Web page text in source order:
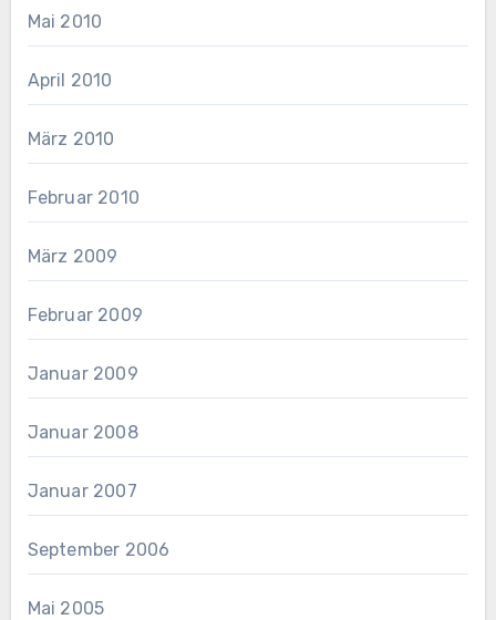
Mai 2010
April 2010
März 2010
Februar 2010
März 2009
Februar 2009
Januar 2009
Januar 2008
Januar 2007
September 2006
Mai 2005